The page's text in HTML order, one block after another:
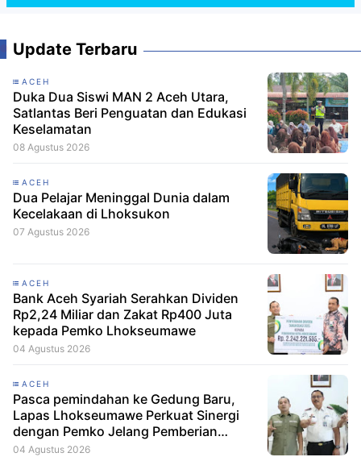
Update Terbaru
ACEH
Duka Dua Siswi MAN 2 Aceh Utara,
Satlantas Beri Penguatan dan Edukasi
Keselamatan
08 Agustus 2026
ACEH
Dua Pelajar Meninggal Dunia dalam
Kecelakaan di Lhoksukon
07 Agustus 2026
ACEH
Bank Aceh Syariah Serahkan Dividen
Rp2,24 Miliar dan Zakat Rp400 Juta
kepada Pemko Lhokseumawe
04 Agustus 2026
ACEH
Pasca pemindahan ke Gedung Baru,
Lapas Lhokseumawe Perkuat Sinergi
dengan Pemko Jelang Pemberian
Remisi HUT RI
04 Agustus 2026